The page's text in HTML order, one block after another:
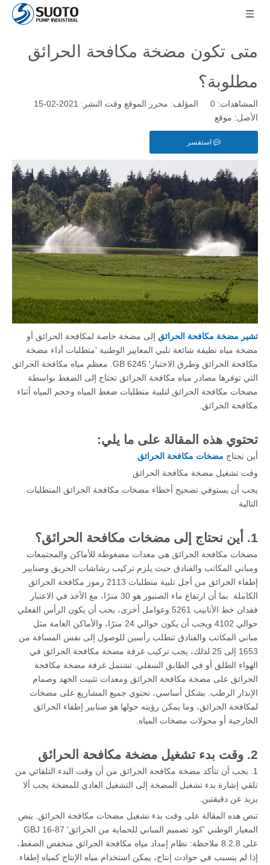
متى تكون مضخة مكافحة الحرائق
مطلوبة؟
المشاهدات: 0
المؤلف: محرر الموقع وقت النشر: 2021-02-15
الأصل: موقع
استفسر
تشير مضخة مكافحة الحرائق إلى مضخة خاصة لمكافحة الحرائق أو
مضخة مياه نظيفة شائعة تلبي المعايير الوطنية 'متطلبات أداء مضخة
مكافحة الحرائق وطرق الاختبار' GB 6245. معظم مياه مكافحة الحرائق
التي توفرها مصادر مياه مكافحة الحرائق تحتاج إلى الضغط بواسطة
مضخات مكافحة الحرائق لتلبية متطلبات ضغط المياه وحجم المياه أثناء
مكافحة الحرائق.
تحتوي هذه المقالة على ما يلي:
أين نحتاج مضخات مكافحة الحرائق
وقت تشغيل مضخة مكافحة الحرائق
يجب أن يستوفي تصحيح أخطاء مضخات مكافحة الحرائق المتطلبات
التالية
1. أين نحتاج إلى مضخات مكافحة الحرائق؟
مضخات مكافحة الحرائق هي معدات مضغوطة للأماكن والمجتمعات
ومباني المكاتب والفنادق حيث يلزم تركيب رشاشات الحريق وصنابير
إطفاء الحرائق من أجل تلبية متطلبات 2113 رموز مكافحة الحرائق
الكاملة. بما أن ارتفاع ماء الصنبور هو 30 مترًا، مع الأخذ في الاعتبار
فقدان خط الأنابيب 5261 وعوامل أخرى، يجب أن يكون الرأس الفعلي
حوالي 4102 ويجب أن يكون حوالي 24 مترًا، والأماكن العامة مثل
مباني المكاتب والفنادق تتطلب رأسين للوصول إلى نفس المسافة من
1653 إلى 25 لذلك، يجب تركيب غرفة مضخة مكافحة الحرائق في
الهواء الطلق أو في الطابق السفلي. تشتمل غرفة مضخة مكافحة
الحرائق على مضخة مكافحة الحرائق ومعدات تثبيت الجهد وصمام
الإنذار الرطب. بشكل أساسي، تحتوي جميع المشاريع على مضخات
لمكافحة الحرائق، وما يمكن رؤيته حولها هو صنابير إطفاء الحرائق
الخارجية أو محولات مضخات المياه.
2. وقت بدء تشغيل مضخة مكافحة الحرائق
1. يجب أن تتأكد مضخة مكافحة الحرائق من أن وقت البدء التلقائي من
تلقي إشارة بدء تشغيل المضخة إلى التشغيل العادي للمضخة يجب ألا
يزيد عن دقيقتين.
تنص هذه المقالة على وقت بدء تشغيل مضخات مكافحة الحرائق. ينص
المعيار الوطني 'كود تصميم المباني للحماية من الحرائق' GBJ 16-87
على 8.2.8 ملاحظة: نظام إمداد مياه مكافحة الحرائق منخفض الضغط،
إذا لم يتسبب في حوادث إنتاج، يمكن استخدام مياه الإنتاج كمياه إطفاء.